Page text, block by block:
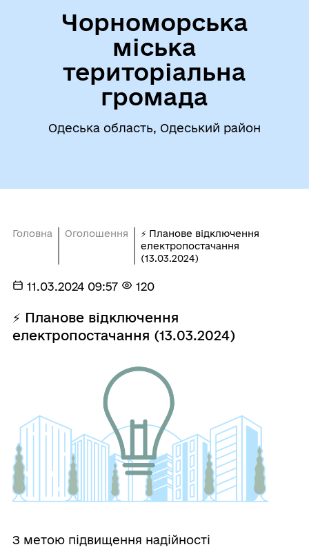
Чорноморська
міська
територіальна
громада
Одеська область, Одеський район
Головна Оголошення
⚡ Планове відключення
електропостачання
(13.03.2024)
11.03.2024 09:57 120
⚡ Планове відключення
електропостачання (13.03.2024)
З метою підвищення надійності